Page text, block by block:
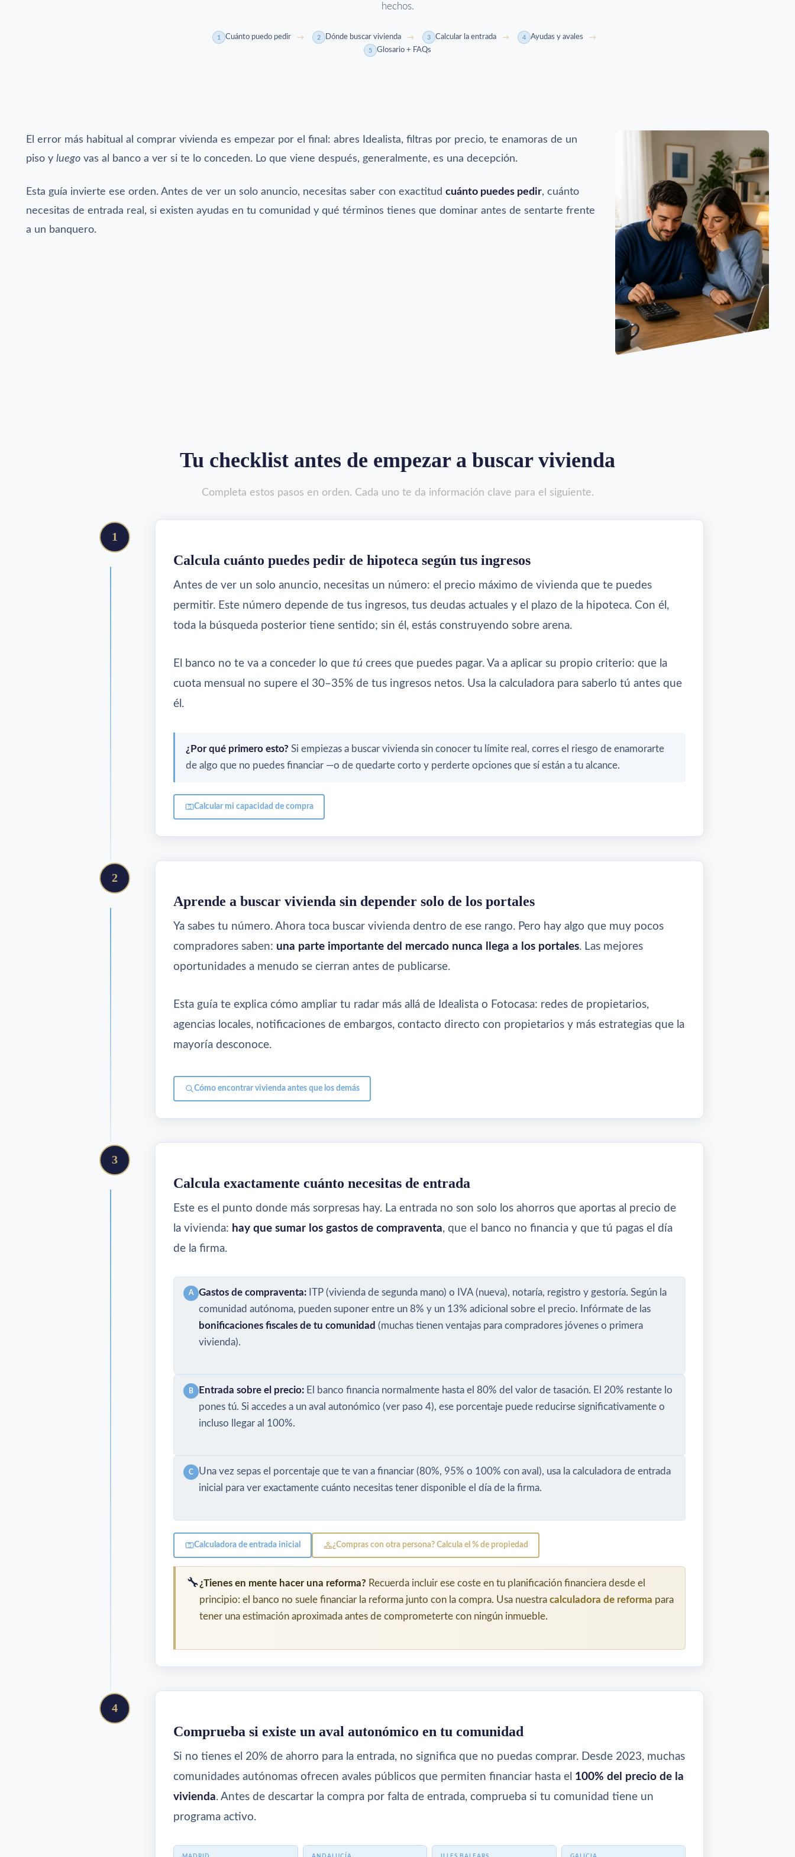
hechos.
1 Cuánto puedo pedir 2 Dónde buscar vivienda 3 Calcular la entrada 4 Ayudas y avales
5 Glosario + FAQs
El error más habitual al comprar vivienda es empezar por el final: abres Idealista, filtras por precio, te enamoras de un
piso y luego vas al banco a ver si te lo conceden. Lo que viene después, generalmente, es una decepción.
Esta guía invierte ese orden. Antes de ver un solo anuncio, necesitas saber con exactitud cuánto puedes pedir, cuánto
necesitas de entrada real, si existen ayudas en tu comunidad y qué términos tienes que dominar antes de sentarte frente
a un banquero.
Tu checklist antes de empezar a buscar vivienda
Completa estos pasos en orden. Cada uno te da información clave para el siguiente.
1
Calcula cuánto puedes pedir de hipoteca según tus ingresos
Antes de ver un solo anuncio, necesitas un número: el precio máximo de vivienda que te puedes
permitir. Este número depende de tus ingresos, tus deudas actuales y el plazo de la hipoteca. Con él,
toda la búsqueda posterior tiene sentido; sin él, estás construyendo sobre arena.
El banco no te va a conceder lo que tú crees que puedes pagar. Va a aplicar su propio criterio: que la
cuota mensual no supere el 30–35% de tus ingresos netos. Usa la calculadora para saberlo tú antes que
él.
¿Por qué primero esto? Si empiezas a buscar vivienda sin conocer tu límite real, corres el riesgo de enamorarte
de algo que no puedes financiar —o de quedarte corto y perderte opciones que sí están a tu alcance.
Calcular mi capacidad de compra
2
Aprende a buscar vivienda sin depender solo de los portales
Ya sabes tu número. Ahora toca buscar vivienda dentro de ese rango. Pero hay algo que muy pocos
compradores saben: una parte importante del mercado nunca llega a los portales. Las mejores
oportunidades a menudo se cierran antes de publicarse.
Esta guía te explica cómo ampliar tu radar más allá de Idealista o Fotocasa: redes de propietarios,
agencias locales, notificaciones de embargos, contacto directo con propietarios y más estrategias que la
mayoría desconoce.
Cómo encontrar vivienda antes que los demás
3
Calcula exactamente cuánto necesitas de entrada
Este es el punto donde más sorpresas hay. La entrada no son solo los ahorros que aportas al precio de
la vivienda: hay que sumar los gastos de compraventa, que el banco no financia y que tú pagas el día
de la firma.
A Gastos de compraventa: ITP (vivienda de segunda mano) o IVA (nueva), notaría, registro y gestoría. Según la
comunidad autónoma, pueden suponer entre un 8% y un 13% adicional sobre el precio. Infórmate de las
bonificaciones fiscales de tu comunidad (muchas tienen ventajas para compradores jóvenes o primera
vivienda).
B Entrada sobre el precio: El banco financia normalmente hasta el 80% del valor de tasación. El 20% restante lo
pones tú. Si accedes a un aval autonómico (ver paso 4), ese porcentaje puede reducirse significativamente o
incluso llegar al 100%.
C
Una vez sepas el porcentaje que te van a financiar (80%, 95% o 100% con aval), usa la calculadora de entrada
inicial para ver exactamente cuánto necesitas tener disponible el día de la firma.
Calculadora de entrada inicial ¿Compras con otra persona? Calcula el % de propiedad
🔧¿Tienes en mente hacer una reforma? Recuerda incluir ese coste en tu planificación financiera desde el
principio: el banco no suele financiar la reforma junto con la compra. Usa nuestra calculadora de reforma para
tener una estimación aproximada antes de comprometerte con ningún inmueble.
4
Comprueba si existe un aval autonómico en tu comunidad
Si no tienes el 20% de ahorro para la entrada, no significa que no puedas comprar. Desde 2023, muchas
comunidades autónomas ofrecen avales públicos que permiten financiar hasta el 100% del precio de la
vivienda. Antes de descartar la compra por falta de entrada, comprueba si tu comunidad tiene un
programa activo.